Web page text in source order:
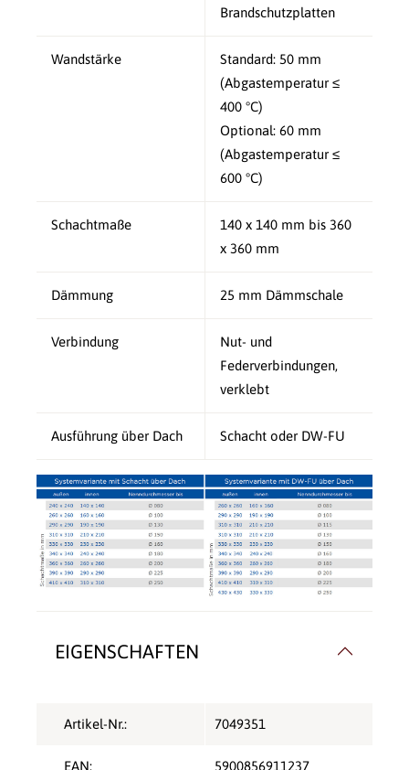
Brandschutzplatten
Wandstärke
Standard: 50 mm
(Abgastemperatur ≤
400 °C)
Optional: 60 mm
(Abgastemperatur ≤
600 °C)
Schachtmaße
140 x 140 mm bis 360
x 360 mm
Dämmung 25 mm Dämmschale
Verbindung
Nut- und
Federverbindungen,
verklebt
Ausführung über Dach Schacht oder DW-FU
EIGENSCHAFTEN
Artikel-Nr.: 7049351
EAN: 5900856911237